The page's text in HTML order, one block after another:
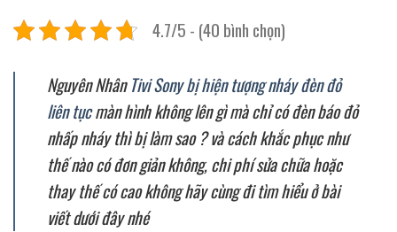
4.7/5 - (40 bình chọn)
Nguyên NhânTivi Sony bị hiện tượng nháy đèn đỏ
liên tụcmàn hình không lên gì mà chỉ có đèn báo đỏ
nhấp nháy thì bị làm sao ? và cách khắc phục như
thế nào có đơn giản không, chi phí sửa chữa hoặc
thay thế có cao không hãy cùng đi tìm hiểu ở bài
viết dưới đây nhé